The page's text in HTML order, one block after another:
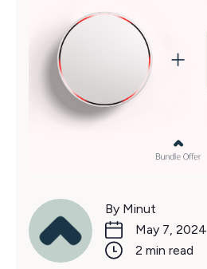
By Minut
May 7, 2024
2 min read